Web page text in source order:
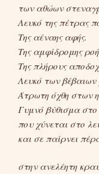
των αθώων
Λευκό της πέτρας
Της αέναης αφής.
Της αμφίδρομης
Της πλήρους
Λευκό των βέβαιων
Άτρωτη όχθη στων
Γυμνό βύθισμα
που χύνεται στο
και σε παίρνει
στην ανελέητη